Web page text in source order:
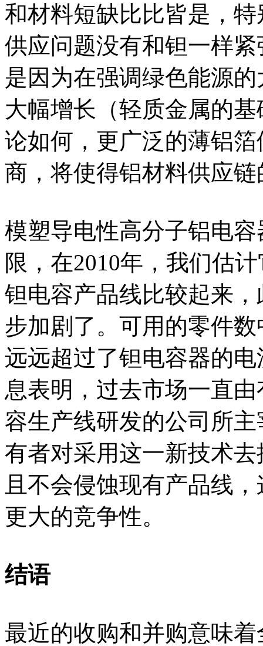
和材料短缺比比皆是，
供应问题没有和钽一样
是因为在强调绿色能源
大幅增长（轻质金属的
论如何，更广泛的薄铝
商，将使得铝材料供应
模塑导电性高分子铝电
限，在2010年，我们估
钽电容产品线比较起来
步加剧了。可用的零件
远远超过了钽电容器的
息表明，过去市场一直
容生产线研发的公司所
有者对采用这一新技术
且不会侵蚀现有产品线
更大的竞争性。
结语
最近的收购和并购意味